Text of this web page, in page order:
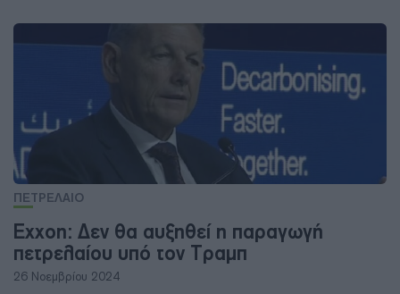
ΠΕΤΡΕΛΑΙΟ
Exxon: Δεν θα αυξηθεί η παραγωγή
πετρελαίου υπό τον Τραμπ
26 Νοεμβρίου 2024